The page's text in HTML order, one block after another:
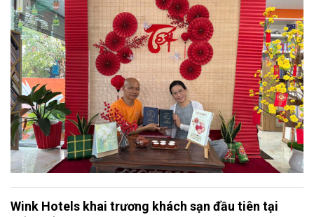
đặc biệt trong không khí xuân.
Wink Hotels khai trương khách sạn đầu tiên tại